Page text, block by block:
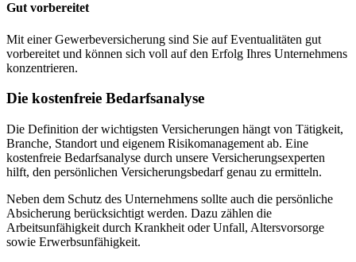
Gut vorbereitet
Mit einer Gewerbeversicherung sind Sie auf Eventualitäten gut
vorbereitet und können sich voll auf den Erfolg Ihres Unternehmens
konzentrieren.
Die kostenfreie Bedarfsanalyse
Die Definition der wichtigsten Versicherungen hängt von Tätigkeit,
Branche, Standort und eigenem Risikomanagement ab. Eine
kostenfreie Bedarfsanalyse durch unsere Versicherungsexperten
hilft, den persönlichen Versicherungsbedarf genau zu ermitteln.
Neben dem Schutz des Unternehmens sollte auch die persönliche
Absicherung berücksichtigt werden. Dazu zählen die
Arbeitsunfähigkeit durch Krankheit oder Unfall, Altersvorsorge
sowie Erwerbsunfähigkeit.